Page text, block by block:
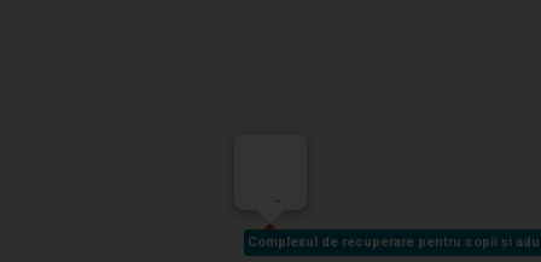
Complexul de recuperare pentru copii și
Complexul de recuperare pentru copii și
-